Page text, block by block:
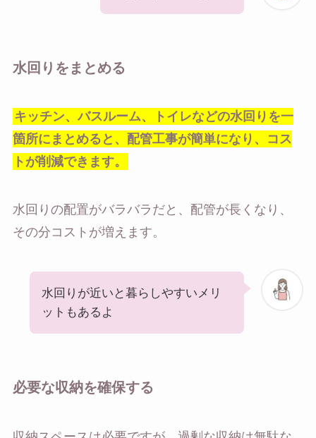
水回りをまとめる
キッチン、バスルーム、トイレなどの水回りを一
箇所にまとめると、配管工事が簡単になり、コス
トが削減できます。
水回りの配置がバラバラだと、配管が長くなり、
その分コストが増えます。
水回りが近いと暮らしやすいメリ
ットもあるよ
必要な収納を確保する